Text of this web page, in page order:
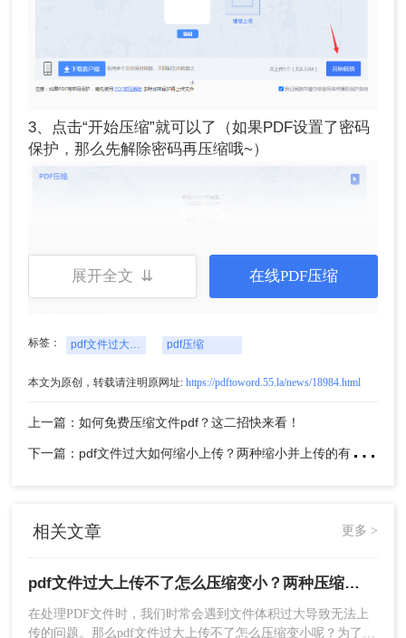
3、点击“开始压缩”就可以了（如果PDF设置了密码
保护，那么先解除密码再压缩哦~）
4、点击下载即可。
注意：在压缩前，最好备份原始PDF文件以防意外
制。
方法二：使用专业的PDF压缩软件
高的压缩率。用户可以根据需要调整压缩参数，如
压缩质量、分辨率等，以获得最佳的压缩效果和质
求更高压缩效果的用户。
优点： 压缩效果显著，提供了更多的自定义选
展开全文 ⇊ 在线PDF压缩
标签： pdf文件过大上传不了怎么压缩变小 pdf压缩
本文为原创，转载请注明原网址: https://pdftoword.55.la/news/18984.html
上一篇：如何免费压缩文件pdf？这二招快来看！
下
一篇：pdf文件过大如何缩小上传？两种缩小并上传的有效方法!
相关文章 更多 >
pdf文件过大上传不了怎么压缩变小？两种压缩方法帮你轻松解决！
在处理PDF文件时，我们时常会遇到文件体积过大导致无法上
传的问题。那么pdf文件过大上传不了怎么压缩变小呢？为了帮